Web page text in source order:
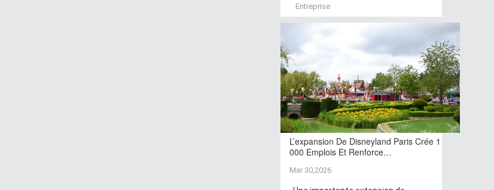
Entreprise
L’expansion De Disneyland Paris Crée 1
000 Emplois Et Renforce…
Mar 30,2026